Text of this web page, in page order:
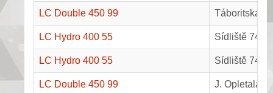
LC Double 450 99 Táboritská
LC Hydro 400 55 Sídliště 742,
LC Hydro 400 55 Sídliště 742,
LC Double 450 99 J. Opletala